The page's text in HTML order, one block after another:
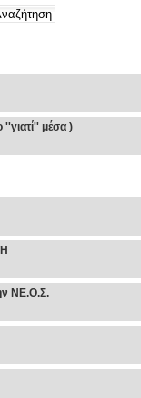
μέσα )
ΝΕ.Ο.Σ.